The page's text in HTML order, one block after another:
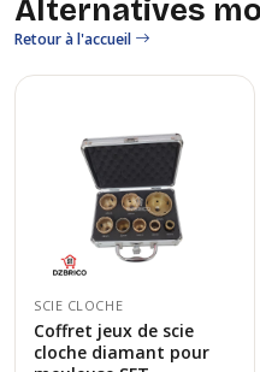
Alternatives
Retour à l'accueil
SCIE CLOCHE
Coffret jeux de scie
cloche diamant pour